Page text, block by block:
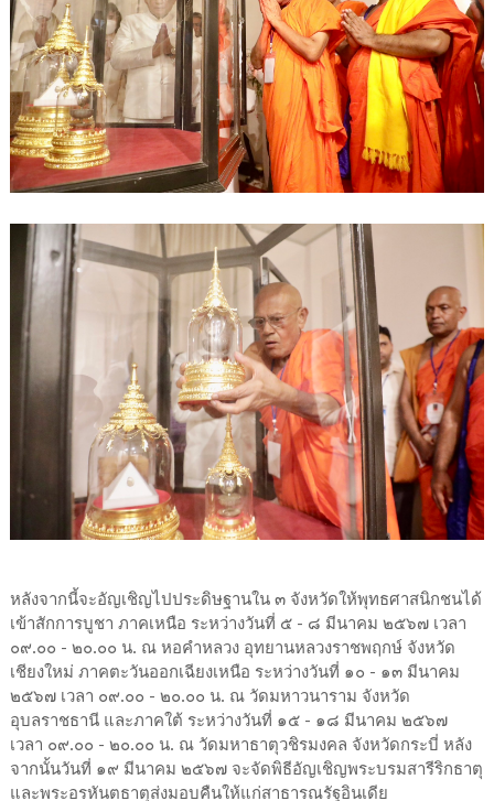
หลังจากนี้จะอัญเชิญไปประดิษฐานใน ๓ จังหวัดให้พุทธศาสนิกชนได้
เข้าสักการบูชา ภาคเหนือ ระหว่างวันที่ ๕ - ๘ มีนาคม ๒๕๖๗ เวลา
๐๙.๐๐ - ๒๐.๐๐ น. ณ หอคำหลวง อุทยานหลวงราชพฤกษ์ จังหวัด
เชียงใหม่ ภาคตะวันออกเฉียงเหนือ ระหว่างวันที่ ๑๐ - ๑๓ มีนาคม
๒๕๖๗ เวลา ๐๙.๐๐ - ๒๐.๐๐ น. ณ วัดมหาวนาราม จังหวัด
อุบลราชธานี และภาคใต้ ระหว่างวันที่ ๑๕ - ๑๘ มีนาคม ๒๕๖๗
เวลา ๐๙.๐๐ - ๒๐.๐๐ น. ณ วัดมหาธาตุวชิรมงคล จังหวัดกระบี่ หลัง
จากนั้นวันที่ ๑๙ มีนาคม ๒๕๖๗ จะจัดพิธีอัญเชิญพระบรมสารีริกธาตุ
และพระอรหันตธาตุส่งมอบคืนให้แก่สาธารณรัฐอินเดีย